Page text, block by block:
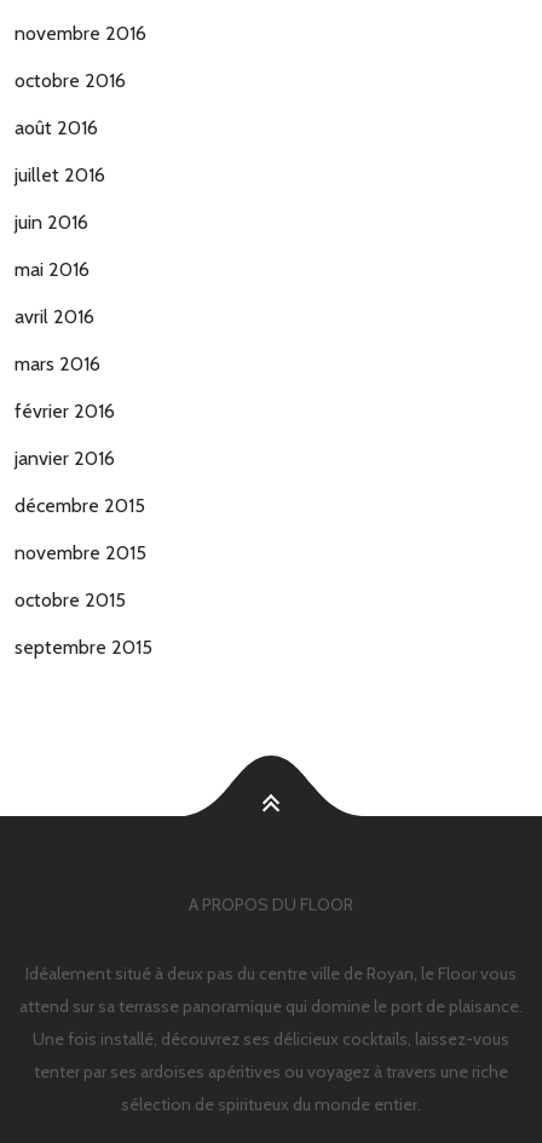
novembre 2016
octobre 2016
août 2016
juillet 2016
juin 2016
mai 2016
avril 2016
mars 2016
février 2016
janvier 2016
décembre 2015
novembre 2015
octobre 2015
septembre 2015
A PROPOS DU FLOOR
Idéalement situé à deux pas du centre ville de Royan, le Floor vous
attend sur sa terrasse panoramique qui domine le port de plaisance.
Une fois installé, découvrez ses délicieux cocktails, laissez-vous
tenter par ses ardoises apéritives ou voyagez à travers une riche
sélection de spiritueux du monde entier.